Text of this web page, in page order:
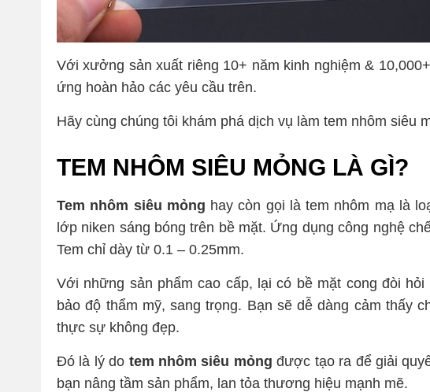
Với xưởng sản xuất riêng 10+ năm kinh nghiệm &
ứng hoàn hảo các yêu cầu trên.
Hãy cùng chúng tôi khám phá dịch vụ làm tem nhôm siêu
TEM NHÔM SIÊU MỎNG LÀ GÌ?
Tem nhôm siêu mỏng hay còn gọi là tem nhôm mạ là
lớp niken sáng bóng trên bề mặt. Ứng dụng công nghệ
Tem chỉ dày từ 0.1 – 0.25mm.
Với những sản phẩm cao cấp, lại có bề mặt cong đòi
bảo độ thẩm mỹ, sang trọng. Bạn sẽ dễ dàng cảm thấy
thực sự không đẹp.
Đó là lý do tem nhôm siêu mỏng được tạo ra để giải
bạn nâng tầm sản phẩm, lan tỏa thương hiệu mạnh mẽ.